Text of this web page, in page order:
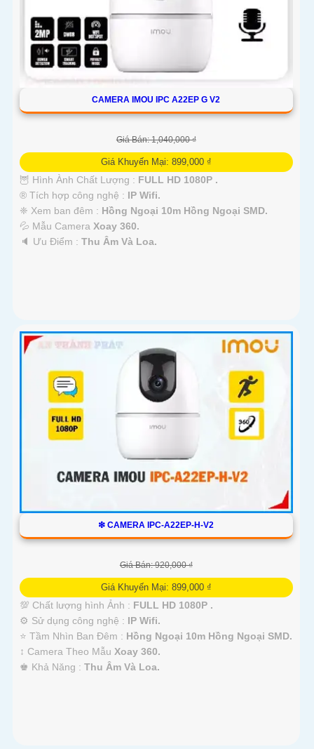
CAMERA IMOU IPC A22EP G V2
Giá Bán: 1,040,000 ₫
Giá Khuyến Mại: 899,000 ₫
🦉 Hình Ành Chất Lượng : FULL HD 1080P .
®️ Tích hợp công nghệ : IP Wifi.
❈ Xem ban đêm : Hồng Ngoại 10m Hồng Ngoại SMD.
💦 Mẫu Camera Xoay 360.
️🔈 Ưu Điểm : Thu Âm Và Loa.
❇ CAMERA IPC-A22EP-H-V2
Giá Bán: 920,000 ₫
Giá Khuyến Mại: 899,000 ₫
💯 Chất lượng hình Ảnh : FULL HD 1080P .
⚙ Sử dụng công nghệ : IP Wifi.
⭐ Tầm Nhìn Ban Đêm : Hồng Ngoại 10m Hồng Ngoại SMD.
↕️ Camera Theo Mẫu Xoay 360.
️♚ Khả Năng : Thu Âm Và Loa.